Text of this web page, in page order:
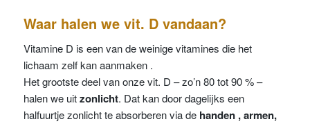
Waar halen we vit. D vandaan?
Vitamine D is een van de weinige vitamines die het
lichaam zelf kan aanmaken .
Het grootste deel van onze vit. D – zo’n 80 tot 90 % –
halen we uitzonlicht. Dat kan door dagelijks een
halfuurtje zonlicht te absorberen via dehanden , armen,